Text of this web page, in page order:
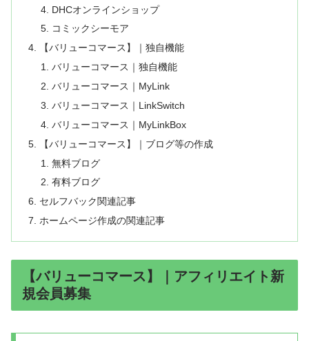
DHCオンラインショップ
コミックシーモア
【バリューコマース】｜独自機能
バリューコマース｜独自機能
バリューコマース｜MyLink
バリューコマース｜LinkSwitch
バリューコマース｜MyLinkBox
【バリューコマース】｜ブログ等の作成
無料ブログ
有料ブログ
セルフバック関連記事
ホームページ作成の関連記事
【バリューコマース】｜アフィリエイト新
規会員募集